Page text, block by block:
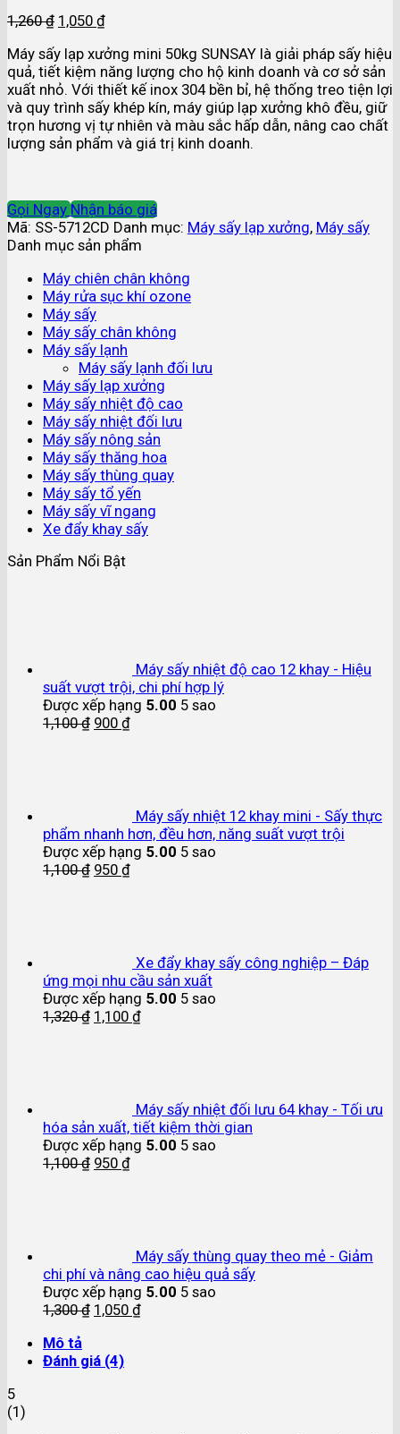
1,260₫ 1,050 ₫
Máy sấy lạp xưởng mini 50kg SUNSAY là giải pháp sấy hiệu
quả, tiết kiệm năng lượng cho hộ kinh doanh và cơ sở sản
xuất nhỏ. Với thiết kế inox 304 bền bỉ, hệ thống treo tiện lợi
và quy trình sấy khép kín, máy giúp lạp xưởng khô đều, giữ
trọn hương vị tự nhiên và màu sắc hấp dẫn, nâng cao chất
lượng sản phẩm và giá trị kinh doanh.
Gọi Ngay Nhận báo giá
Mã: SS-5712CD Danh mục: Máy sấy lạp xưởng, Máy sấy
Danh mục sản phẩm
Máy chiên chân không
Máy rửa sục khí ozone
Máy sấy
Máy sấy chân không
Máy sấy lạnh
Máy sấy lạnh đối lưu
Máy sấy lạp xưởng
Máy sấy nhiệt độ cao
Máy sấy nhiệt đối lưu
Máy sấy nông sản
Máy sấy thăng hoa
Máy sấy thùng quay
Máy sấy tổ yến
Máy sấy vĩ ngang
Xe đẩy khay sấy
Sản Phẩm Nổi Bật
Máy sấy nhiệt độ cao 12 khay - Hiệu
suất vượt trội, chi phí hợp lý
Được xếp hạng 5.00 5 sao
1,100₫ 900 ₫
Máy sấy nhiệt 12 khay mini - Sấy thực
phẩm nhanh hơn, đều hơn, năng suất vượt trội
Được xếp hạng 5.00 5 sao
1,100₫ 950 ₫
Xe đẩy khay sấy công nghiệp – Đáp
ứng mọi nhu cầu sản xuất
Được xếp hạng 5.00 5 sao
1,320₫ 1,100 ₫
Máy sấy nhiệt đối lưu 64 khay - Tối ưu
hóa sản xuất, tiết kiệm thời gian
Được xếp hạng 5.00 5 sao
1,100₫ 950 ₫
Máy sấy thùng quay theo mẻ - Giảm
chi phí và nâng cao hiệu quả sấy
Được xếp hạng 5.00 5 sao
1,300₫ 1,050 ₫
Mô tả
Đánh giá (4)
5
(1)